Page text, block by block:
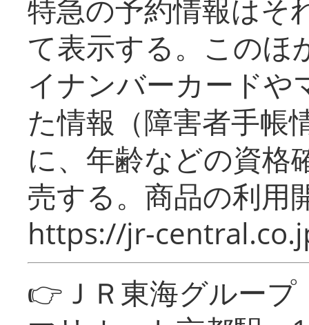
特急の予約情報はそ
て表示する。このほ
イナンバーカードや
た情報（障害者手帳
に、年齢などの資格
売する。商品の利用
https://jr-
👉ＪＲ東海グルー